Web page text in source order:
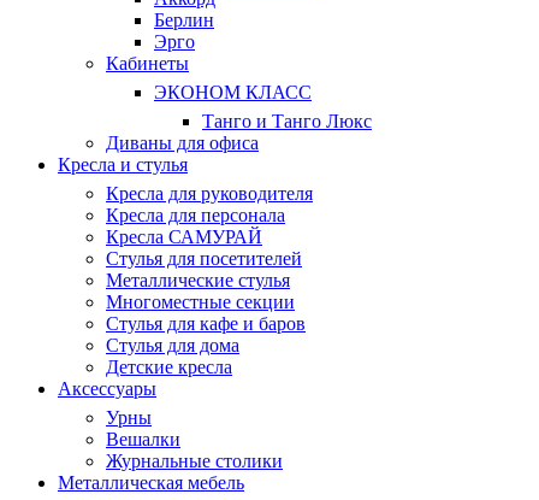
Берлин
Эрго
Кабинеты
ЭКОНОМ КЛАСС
Танго и Танго Люкс
Диваны для офиса
Кресла и стулья
Кресла для руководителя
Кресла для персонала
Кресла САМУРАЙ
Стулья для посетителей
Металлические стулья
Многоместные секции
Стулья для кафе и баров
Стулья для дома
Детские кресла
Аксессуары
Урны
Вешалки
Журнальные столики
Металлическая мебель